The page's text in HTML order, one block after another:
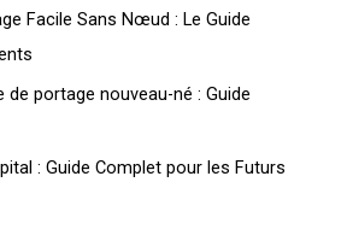
Facile Sans Nœud : Le Guide
de portage nouveau-né : Guide
: Guide Complet pour les Futurs